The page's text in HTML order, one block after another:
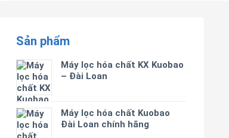
Sản phẩm
Máy lọc hóa chất KX Kuobao
– Đài Loan
Máy lọc hóa chất Kuobao
Đài Loan chính hãng